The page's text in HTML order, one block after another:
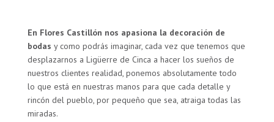
En Flores Castillón nos apasiona la decoración de
bodas y como podrás imaginar, cada vez que tenemos que
desplazarnos a Ligüerre de Cinca a hacer los sueños de
nuestros clientes realidad, ponemos absolutamente todo
lo que está en nuestras manos para que cada detalle y
rincón del pueblo, por pequeño que sea, atraiga todas las
miradas.